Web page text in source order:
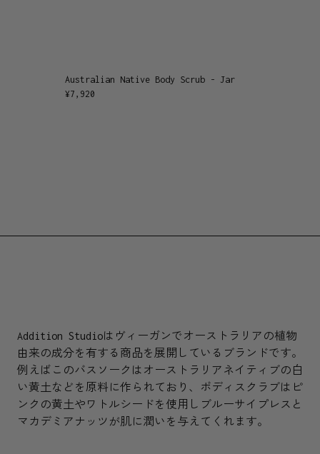
Australian Native Body Scrub - Jar
¥7,920
Addition Studioはヴィーガンでオーストラリアの植物
由来の成分を有する商品を展開しているブランドです。
例えばこのバスソークはオーストラリアネイティブの白
い黄土などを原料に作られており、ボディスクラブはピ
ンクの黄土やワトルシードを使用しブルーサイプレスと
マカデミアナッツが肌に潤いを与えてくれます。